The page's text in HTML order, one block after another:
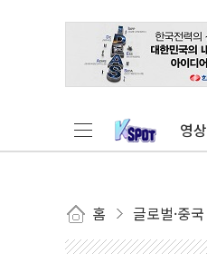
영상
홈 글로벌·중국